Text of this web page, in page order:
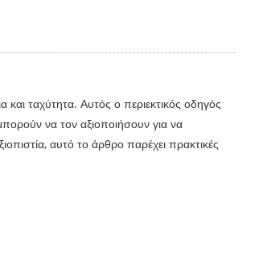
και ταχύτητα. Αυτός ο περιεκτικός οδηγός
να τον αξιοποιήσουν για να
αυτό το άρθρο παρέχει πρακτικές